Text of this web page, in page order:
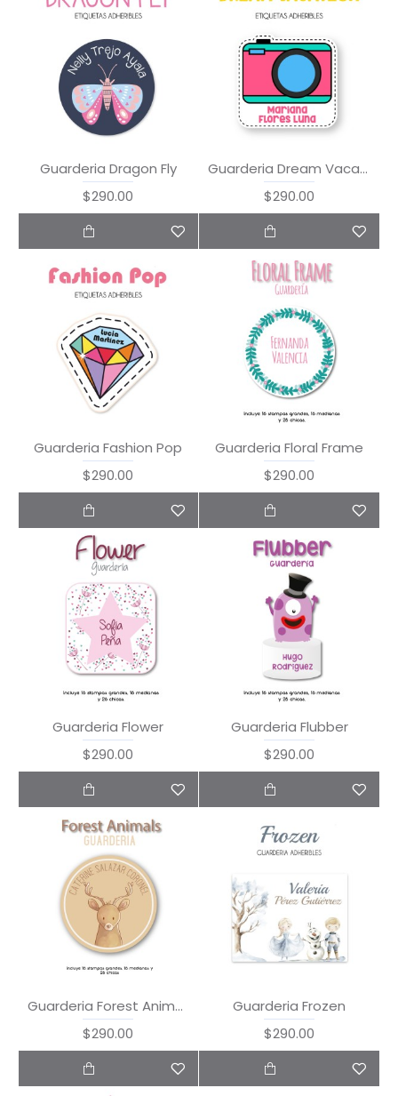
Guarderia Dragon Fly
$290.00
Guarderia Dream Vacation
$290.00
Guarderia Fashion Pop
$290.00
Guarderia Floral Frame
$290.00
Guarderia Flower
$290.00
Guarderia Flubber
$290.00
Guarderia Forest Animals
$290.00
Guarderia Frozen
$290.00